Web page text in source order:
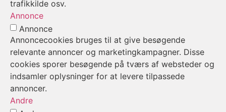
trafikkilde osv.
Annonce
Annonce
Annoncecookies bruges til at give besøgende
relevante annoncer og marketingkampagner. Disse
cookies sporer besøgende på tværs af websteder og
indsamler oplysninger for at levere tilpassede
annoncer.
Andre